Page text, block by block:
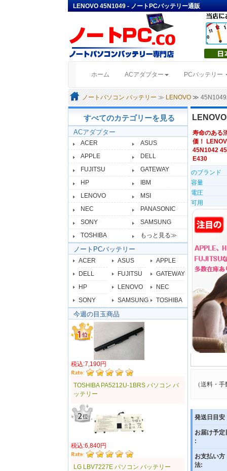
LENOVO 45N1049 - ノートPCバッテリー通販
ホーム (current)ACアダプター PCバッテリー
ノートパソコン バッテリー ≫ LENOVO ≫ 45N1049
すべてのカテゴリーを見る
ACアダプター
ACER
ASUS
APPLE
DELL
FUJITSU
GATEWAY
HP
IBM
LENOVO
MSI
NEC
PANASONIC
SONY
SAMSUNG
TOSHIBA
もっと見る≫
ノートPCバッテリー
ACER ASUS
APPLE
DELL
FUJITSU
GATEWAY
HP
LENOVO
NEC
SONY
SAMSUNG TOSHIBA
今週の目玉商品
税込:7,190円
TOSHIBA PA5212U-1BRS パソコン バ
ッテリー
税込:6,840円
LG LBV7227E パソコン バッテリー
寿命のある
価！
45N1042
E430
のブランド
容量
電圧
可用
（送料・
発送日目安
お届け予定
:
お支払い方
法: